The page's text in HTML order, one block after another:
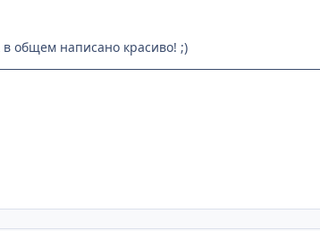
общем написано красиво! ;)